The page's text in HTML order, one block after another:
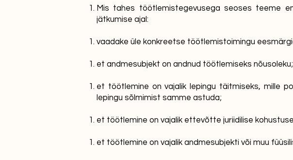
Mis tahes töötlemistegevusega seoses teeme
jätkumise ajal:
vaadake üle konkreetse töötlemistoimingu
et andmesubjekt on andnud töötlemiseks nõusoleku;
et töötlemine on vajalik lepingu täitmiseks, mille
lepingu sõlmimist samme astuda;
et töötlemine on vajalik ettevõtte juriidilise
et töötlemine on vajalik andmesubjekti või muu